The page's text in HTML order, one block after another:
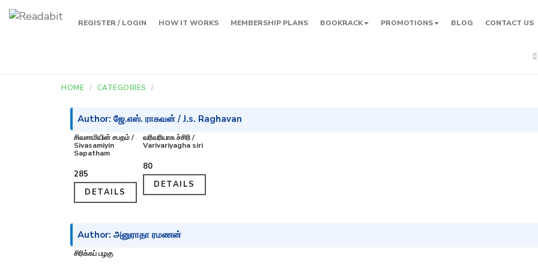
REGISTER / LOGIN HOW IT WORKS MEMBERSHIP PLANS BOOKRACK PROMOTIONS BLOG CONTACT US
HOME CATEGORIES
Author: ஜே.எஸ். ராகவன் / J.s. Raghavan
சிவசாமியின் சபதம் /
Sivasamiyin
Sapatham
₹285
DETAILS
வரிவரியாக ச்சிரி /
Varivariyagha siri
₹80
DETAILS
Author: அனுராதா ரமணன்
சிரிக்கப் பழகு